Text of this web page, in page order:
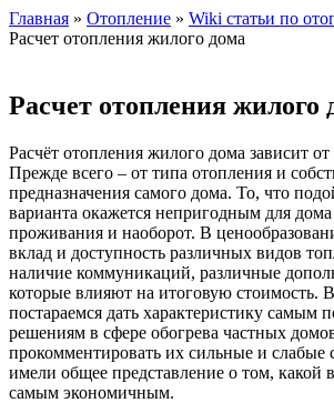
Главная » Отопление » Wiki статьи по
Расчет отопления жилого дома
Расчет отопления жилого
Расчёт отопления жилого дома зависит
Прежде всего – от типа отопления и
предназначения самого дома. То, что
варианта окажется непригодным для
проживания и наоборот. В
вклад и доступность различных видов
наличие коммуникаций, различные
которые влияют на итоговую стоимость.
постараемся дать характеристику самым
решениям в сфере обогрева частных
прокомментировать их сильные и
имели общее представление о том, какой
самым экономичным.